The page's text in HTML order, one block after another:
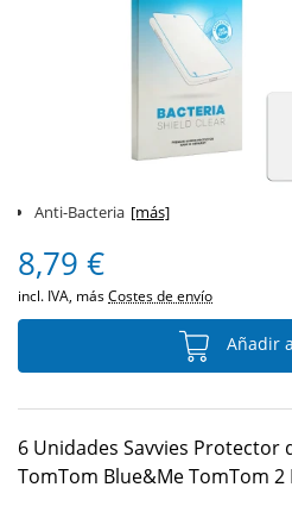
Anti-Bacteria [más]
8,79 €
incl. IVA, másCostes de envío
Añadir
6 Unidades Savvies Protector
TomTom Blue&Me TomTom 2